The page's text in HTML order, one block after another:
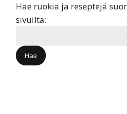
Hae ruokia ja reseptejä
sivuilta: